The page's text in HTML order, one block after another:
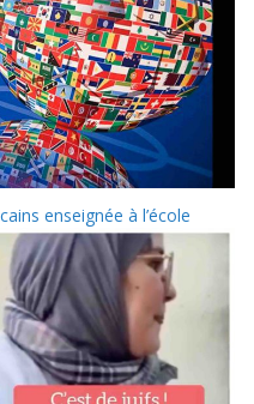
enseignée à l’école